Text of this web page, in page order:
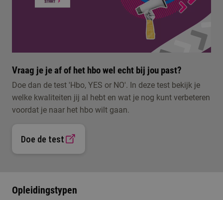
Vraag je je af of het hbo wel echt bij jou past?
Doe dan de test 'Hbo, YES or NO'. In deze test bekijk je
welke kwaliteiten jij al hebt en wat je nog kunt verbeteren
voordat je naar het hbo wilt gaan.
Doe de test
Opleidingstypen